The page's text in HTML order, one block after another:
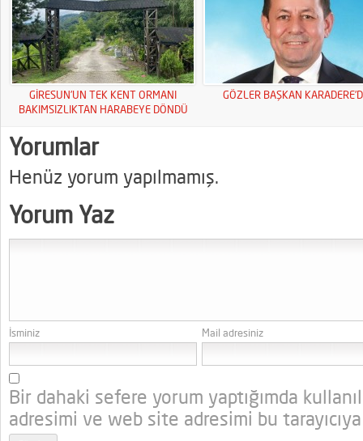
GİRESUN’UN TEK KENT ORMANI
BAKIMSIZLIKTAN HARABEYE DÖNDÜ
GÖZLER BAŞKAN
Yorumlar
Henüz yorum yapılmamış.
Yorum Yaz
İsminiz Mail adresiniz
Bir dahaki sefere yorum yaptığımda
adresimi ve web site adresimi bu